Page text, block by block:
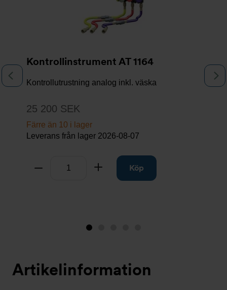
Kontrollinstrument AT 1164
Kontrollutrustning analog inkl. väska
25 200 SEK
Färre än 10 i lager
Leverans från lager 2026-08-07
Ta bort Lägg tillKöp
Bild
nu)
Artikelinformation